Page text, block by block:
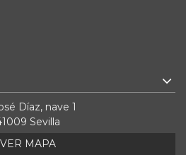
Díaz, nave 1
Sevilla
VER MAPA